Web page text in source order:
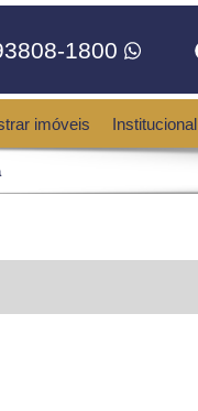
1800
imóveis Institucional